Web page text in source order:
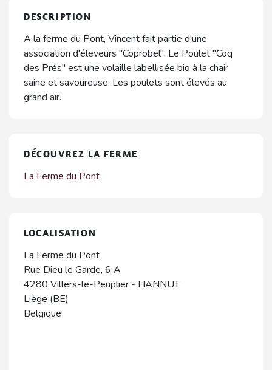
DESCRIPTION
A la ferme du Pont, Vincent fait partie d'une
association d'éleveurs "Coprobel". Le Poulet "Coq
des Prés" est une volaille labellisée bio à la chair
saine et savoureuse. Les poulets sont élevés au
grand air.
DÉCOUVREZ LA FERME
La Ferme du Pont
LOCALISATION
La Ferme du Pont
Rue Dieu le Garde, 6 A
4280 Villers-le-Peuplier - HANNUT
Liège (BE)
Belgique